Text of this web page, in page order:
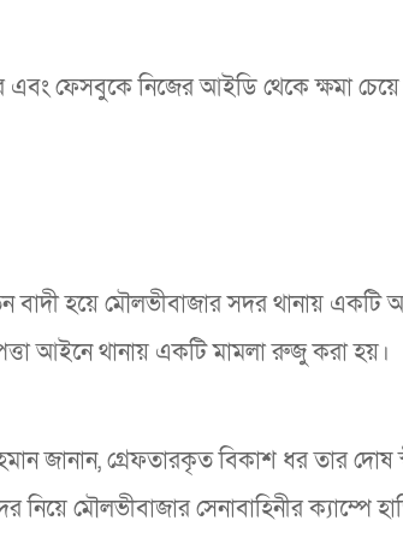
এবং ফেসবুকে নিজের আইডি থেকে ক্ষমা
হয়ে মৌলভীবাজার সদর থানায় একটি
আইনে থানায় একটি মামলা রুজু করা হয়।
জানান, গ্রেফতারকৃত বিকাশ ধর তার দোষ
মৌলভীবাজার সেনাবাহিনীর ক্যাম্পে